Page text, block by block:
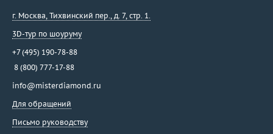
г. Москва, Тихвинский пер., д. 7, стр. 1.
3D-тур по шоуруму
+7 (495) 190-78-88
8 (800) 777-17-88
info@misterdiamond.ru
Для обращений
Письмо руководству